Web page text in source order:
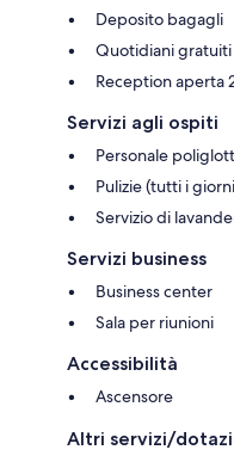
Deposito bagagli
Quotidiani gratuiti
Reception aperta
Servizi agli ospiti
Personale
Pulizie (tutti i
Servizio di
Servizi business
Business center
Sala per riunioni
Accessibilità
Ascensore
Altri servizi/